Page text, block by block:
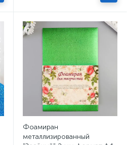
Фоамиран
металлизированный